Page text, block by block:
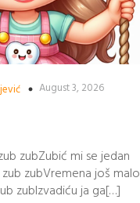
August 3, 2026
zubZubić mi se jedan
zubVremena još malo
zubIzvadiću ja ga[…]